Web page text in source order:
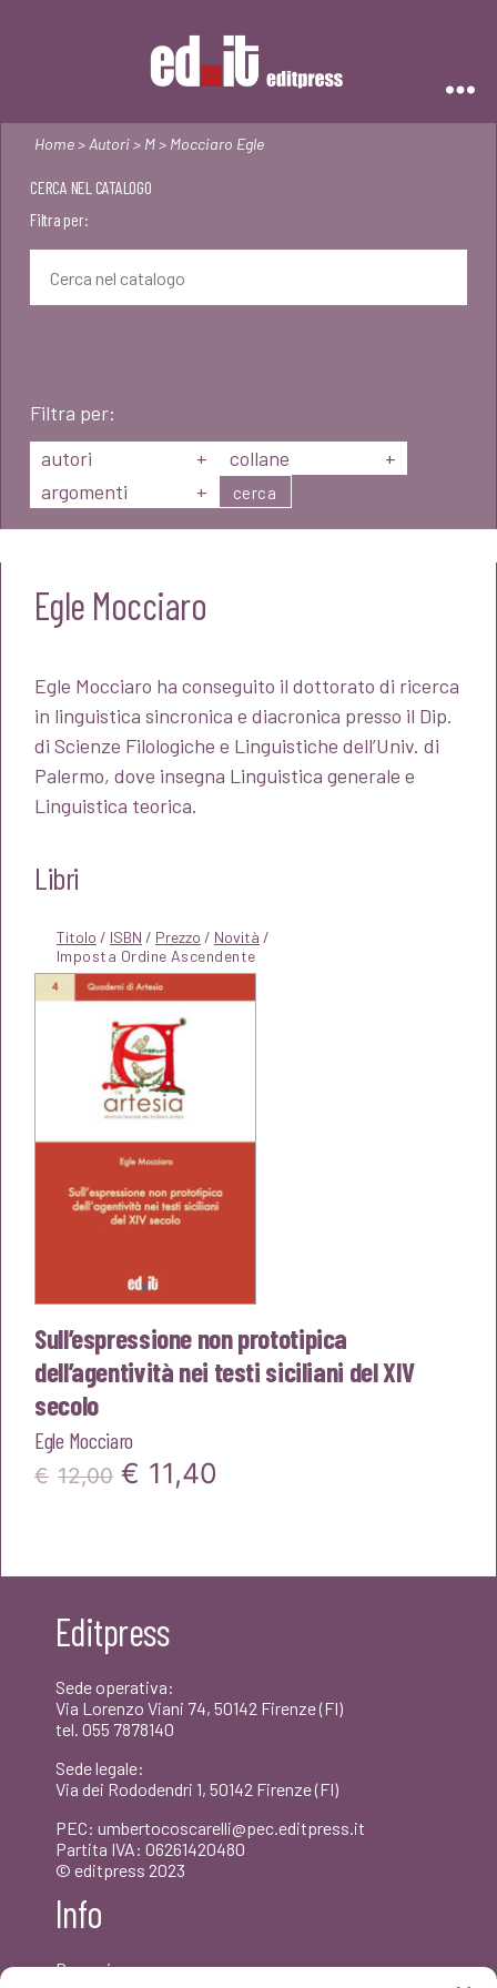
Home> Autori> M> Mocciaro Egle
CERCA NEL CATALOGO
Filtra per:
Filtra per:
autori
+ collane
+
argomenti
+ cerca
Egle Mocciaro
Egle Mocciaro ha conseguito il dottorato di ricerca
in linguistica sincronica e diacronica presso il Dip.
di Scienze Filologiche e Linguistiche dell’Univ. di
Palermo, dove insegna Linguistica generale e
Linguistica teorica.
Libri
Titolo / ISBN / Prezzo / Novità /
Sull’espressione non prototipica
dell’agentività nei testi siciliani del XIV
secolo
Egle Mocciaro
€ 12,00 Il
€12,00.
€ 11,40
Editpress
Sede operativa:
Via Lorenzo Viani 74, 50142 Firenze (FI)
tel. 055 7878140
Sede legale:
Via dei Rododendri 1, 50142 Firenze (FI)
PEC: umbertocoscarelli@pec.editpress.it
Partita IVA: 06261420480
© editpress 2023
Info
Dove siamo